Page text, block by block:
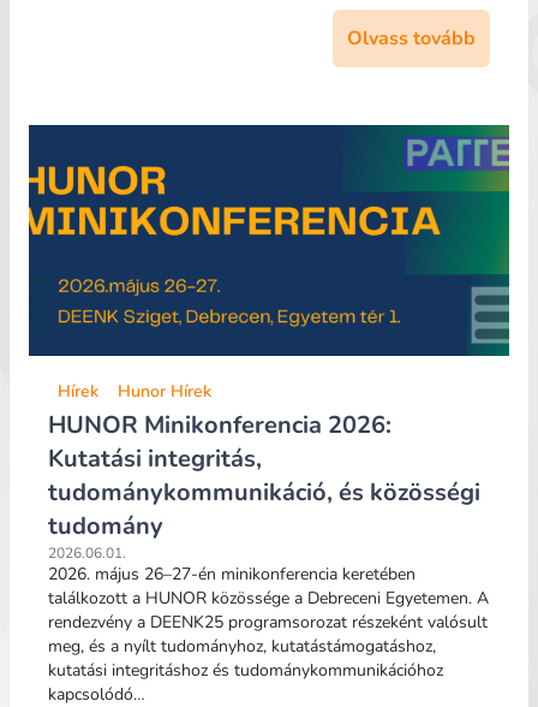
Olvass tovább
Hírek Hunor Hírek
HUNOR Minikonferencia 2026:
Kutatási integritás,
tudománykommunikáció, és közösségi
tudomány
2026.06.01.
2026. május 26–27-én minikonferencia keretében
találkozott a HUNOR közössége a Debreceni Egyetemen. A
rendezvény a DEENK25 programsorozat részeként valósult
meg, és a nyílt tudományhoz, kutatástámogatáshoz,
kutatási integritáshoz és tudománykommunikációhoz
kapcsolódó…